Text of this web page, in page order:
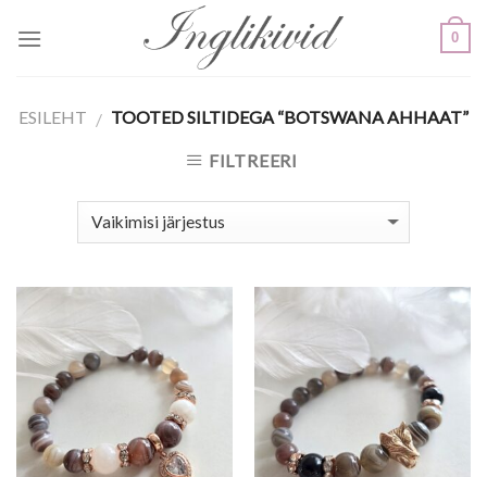
0
ESILEHT / TOOTED SILTIDEGA “BOTSWANA AHHAAT”
FILTREERI